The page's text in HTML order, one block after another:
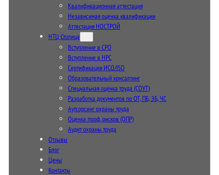
Квалификационная аттестация
Независимая оценка квалификации
Аттестация НОСТРОЙ
НТЦ Столица
Вступление в СРО
Вступление в НРС
Сертификация ИСО/ISO
Образовательный консалтинг
Специальная оценка труда (СОУТ)
Разработка документов по ОТ, ПБ, ЭБ, ЧС
Аутсорсинг охраны труда
Оценка проф. рисков (ОПР)
Аудит охраны труда
Отзывы
Блог
Цены
Контакты